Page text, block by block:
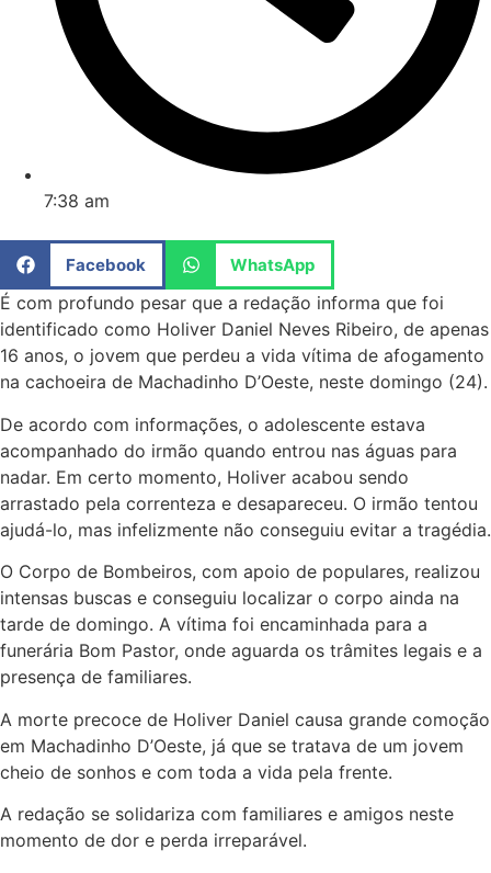
7:38 am
Facebook WhatsApp
É com profundo pesar que a redação informa que foi
identificado como Holiver Daniel Neves Ribeiro, de apenas
16 anos, o jovem que perdeu a vida vítima de afogamento
na cachoeira de Machadinho D’Oeste, neste domingo (24).
De acordo com informações, o adolescente estava
acompanhado do irmão quando entrou nas águas para
nadar. Em certo momento, Holiver acabou sendo
arrastado pela correnteza e desapareceu. O irmão tentou
ajudá-lo, mas infelizmente não conseguiu evitar a tragédia.
O Corpo de Bombeiros, com apoio de populares, realizou
intensas buscas e conseguiu localizar o corpo ainda na
tarde de domingo. A vítima foi encaminhada para a
funerária Bom Pastor, onde aguarda os trâmites legais e a
presença de familiares.
A morte precoce de Holiver Daniel causa grande comoção
em Machadinho D’Oeste, já que se tratava de um jovem
cheio de sonhos e com toda a vida pela frente.
A redação se solidariza com familiares e amigos neste
momento de dor e perda irreparável.